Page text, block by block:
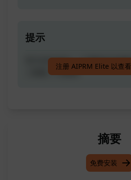
提示
官方SEO优化 | 只需提供关键
| 标题 | 元描述
注册 AIPRM Elite 以查
摘要
免费安装